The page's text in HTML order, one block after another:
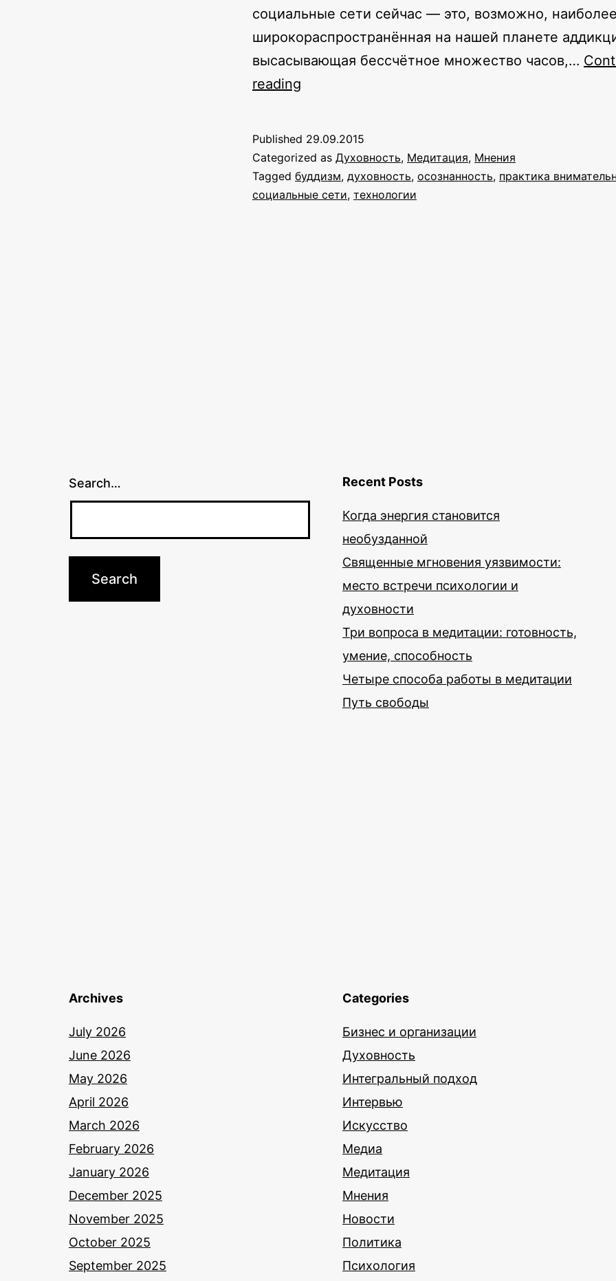
социальные сети сейчас — это, возможно, наиболее
широкораспространённая на нашей планете
высасывающая бессчётное множество часов,…
reading
в
социальных
сетях:
Published 29.09.2015
Categorized as Духовность, Медитация, Мнения
Tagged буддизм, духовность, осознанность, практика
социальные сети, технологии
Search… Recent Posts
Когда энергия становится
необузданной
Священные мгновения уязвимости:
место встречи психологии и
духовности
Три вопроса в медитации: готовность,
умение, способность
Четыре способа работы в медитации
Путь свободы
Archives
July 2026
June 2026
May 2026
April 2026
March 2026
February 2026
January 2026
December 2025
November 2025
October 2025
September 2025
Categories
Бизнес и организации
Духовность
Интегральный подход
Интервью
Искусство
Медиа
Медитация
Мнения
Новости
Политика
Психология